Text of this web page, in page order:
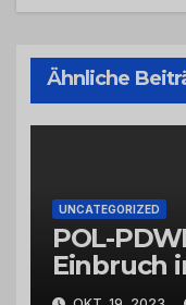
Ähnliche
UNCATEGORIZED
POL-
Einbruch
Wittlich